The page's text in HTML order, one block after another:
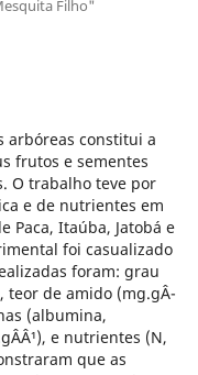
Filho"
arbóreas constitui a
frutos e sementes
O trabalho teve por
e de nutrientes em
Paca, Itaúba, Jatobá e
foi casualizado
foram: grau
teor de amido (mg.gÂ­
(albumina,
e nutrientes (N,
que as